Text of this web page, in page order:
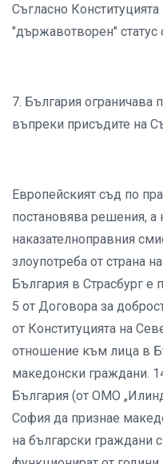
Съгласно
"държавотворен" статус
7. България ограничава
въпреки присъдите на
Европейският съд по
постановява решения, а
наказателноправния
злоупотреба от страна
България в Страсбург е
5 от Договора за
от Конституцията на
отношение към лица в
македонски граждани.
България (от ОМО
София да признае
на български граждани